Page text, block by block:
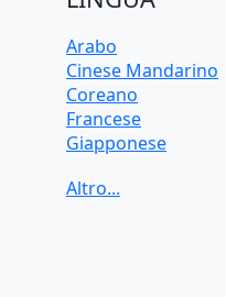
Arabo
Cinese Mandarino
Coreano
Francese
Giapponese
Inglese